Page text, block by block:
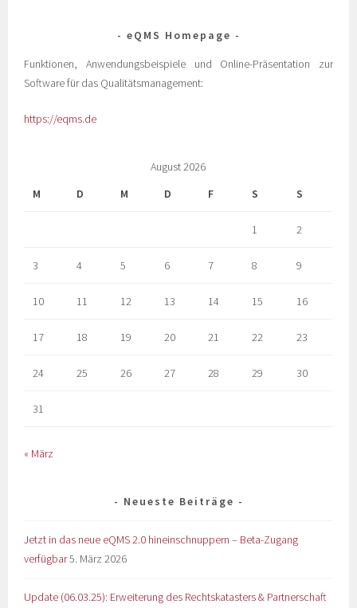
eQMS Homepage
Funktionen, Anwendungsbeispiele und Online-Präsentation zur
Software für das Qualitätsmanagement:
https://eqms.de
August 2026
M
D M D F S S
1 2
3 4 5 6 7 8 9
10 11 12 13 14 15 16
17 18 19 20 21 22 23
24 25 26 27 28 29 30
31
« März
Neueste Beiträge
Jetzt in das neue eQMS 2.0 hineinschnuppern – Beta-Zugang
verfügbar5. März 2026
Update (06.03.25): Erweiterung des Rechtskatasters & Partnerschaft